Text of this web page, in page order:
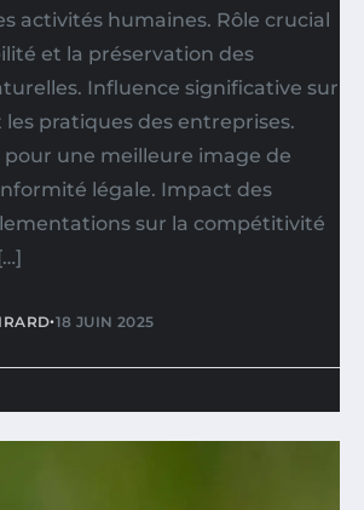
activités humaines. Rôle crucial
et la préservation des
Influence significative sur
pratiques des entreprises.
une meilleure image de
légale. Impact des
sur la compétitivité
•18 JUIN 2025